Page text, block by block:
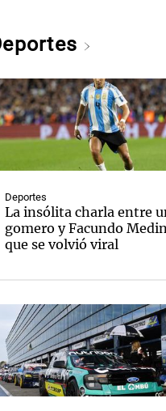
Deportes
La insólita charla entre
gomero y Facundo
que se volvió viral